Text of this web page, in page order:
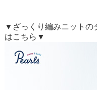
▼ざっくり編みニットの
はこちら▼